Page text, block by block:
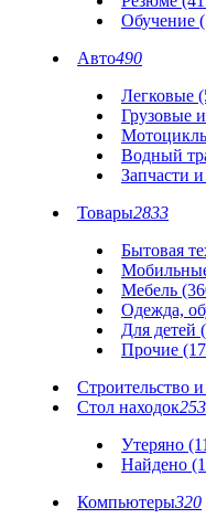
Обучение
Авто490
Легковые
Грузовые
Водный
Запчасти
Товары2833
Бытовая
Мебель
Одежда,
Для детей
Прочие
Строительство
Стол находок253
Утеряно
Найдено
Компьютеры320